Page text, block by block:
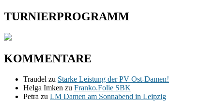
TURNIERPROGRAMM
KOMMENTARE
Traudel zu Starke Leistung der PV Ost-Damen!
Helga Imken zu Franko.Folie SBK
Petra zu LM Damen am Sonnabend in Leipzig